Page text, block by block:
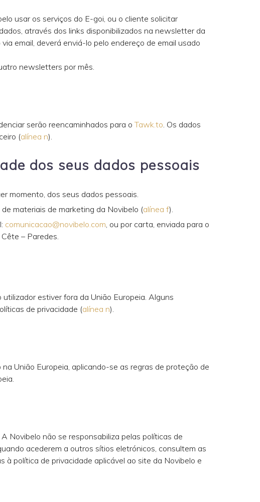
usar os serviços do E-goi, ou o cliente solicitar
através dos links disponibilizados na newsletter da
email, deverá enviá-lo pelo endereço de email usado
newsletters por mês.
serão reencaminhados para oTawk.to . Os dados
(alínea n).
dos seus dados pessoais
momento, dos seus dados pessoais.
materiais de marketing da Novibelo (alínea f).
comunicacao@novibelo.com , ou por carta, enviada para o
– Paredes.
estiver fora da União Europeia. Alguns
de privacidade (alínea n).
União Europeia, aplicando-se as regras de proteção de
Novibelo não se responsabiliza pelas políticas de
acederem a outros sítios eletrónicos, consultem as
política de privacidade aplicável ao site da Novibelo e